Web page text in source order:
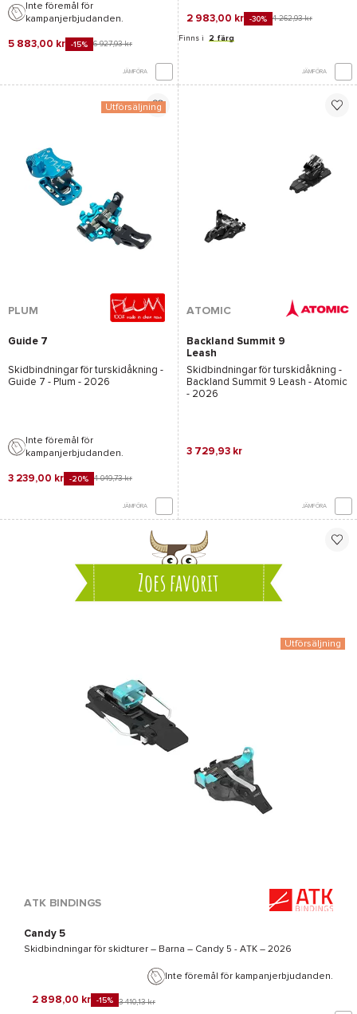
Inte föremål för
kampanjerbjudanden.
5 883,00 kr -15% 6 927,93 kr
JÄMFÖRA
2 983,00 kr -30% 4 262,93 kr
Finns i 2 färg
JÄMFÖRA
Utförsäljning
PLUM
Guide 7
Skidbindningar för turskidåkning -
Guide 7 - Plum - 2026
Inte föremål för
kampanjerbjudanden.
3 239,00 kr -20% 4 049,73 kr
JÄMFÖRA
ATOMIC
Backland Summit 9
Leash
Skidbindningar för turskidåkning -
Backland Summit 9 Leash - Atomic
- 2026
3 729,93 kr
JÄMFÖRA
Zoes favorit
Utförsäljning
ATK BINDINGS
Candy 5
Skidbindningar för skidturer – Barna – Candy 5 - ATK – 2026
Inte föremål för kampanjerbjudanden.
2 898,00 kr -15% 3 410,13 kr